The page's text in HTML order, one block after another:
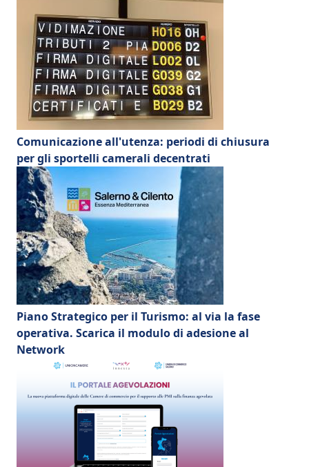
Comunicazione all'utenza: periodi di chiusura
per gli sportelli camerali decentrati
Piano Strategico per il Turismo: al via la fase
operativa. Scarica il modulo di adesione al
Network